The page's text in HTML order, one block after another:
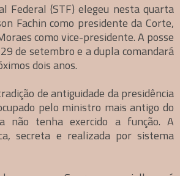
Federal (STF) elegeu nesta quarta
Fachin como presidente da Corte,
como vice-presidente. A posse
de setembro e a dupla comandará
dois anos.
de antiguidade da presidência
pelo ministro mais antigo do
não tenha exercido a função. A
secreta e realizada por sistema